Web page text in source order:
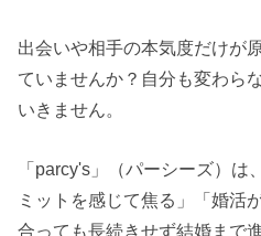
出会いや相手の本気度だけが
ていませんか？自分も変わら
いきません。
「parcy's」（パーシーズ）は
ミットを感じて焦る」「婚活
合っても長続きせず結婚まで